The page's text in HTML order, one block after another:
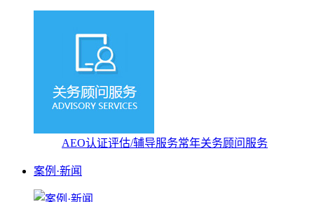
AEO认证评估/辅导服务常年关务顾问服务
案例·新闻